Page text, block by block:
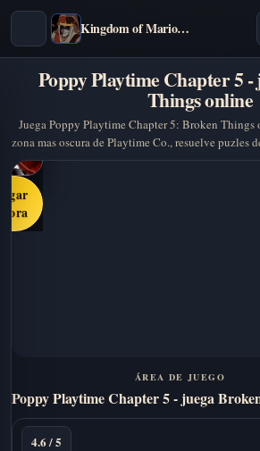
Kingdom of Marionettes
Poppy Playtime Chapter 5
Things online
Juega Poppy Playtime Chapter 5: Broken
zona mas oscura de Playtime Co., resuelve puzles
mas secretos de The
ÁREA DE JUEGO
Poppy Playtime Chapter 5 - juega
4.6 / 5